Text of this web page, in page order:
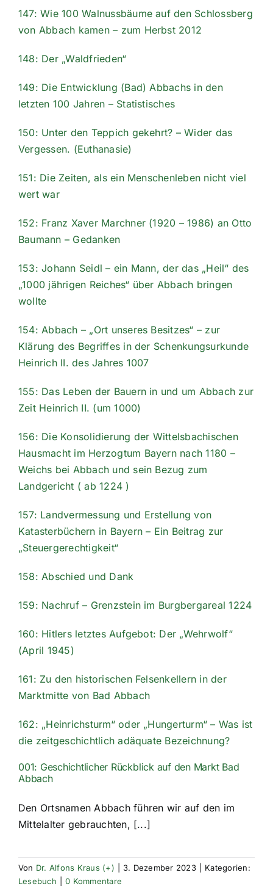
147: Wie 100 Walnussbäume auf den Schlossberg
von Abbach kamen – zum Herbst 2012
148: Der „Waldfrieden“
149: Die Entwicklung (Bad) Abbachs in den
letzten 100 Jahren – Statistisches
150: Unter den Teppich gekehrt? – Wider das
Vergessen. (Euthanasie)
151: Die Zeiten, als ein Menschenleben nicht viel
wert war
152: Franz Xaver Marchner (1920 – 1986) an Otto
Baumann – Gedanken
153: Johann Seidl – ein Mann, der das „Heil“ des
„1000 jährigen Reiches“ über Abbach bringen
wollte
154: Abbach – „Ort unseres Besitzes“ – zur
Klärung des Begriffes in der Schenkungsurkunde
Heinrich II. des Jahres 1007
155: Das Leben der Bauern in und um Abbach zur
Zeit Heinrich II. (um 1000)
156: Die Konsolidierung der Wittelsbachischen
Hausmacht im Herzogtum Bayern nach 1180 –
Weichs bei Abbach und sein Bezug zum
Landgericht ( ab 1224 )
157: Landvermessung und Erstellung von
Katasterbüchern in Bayern – Ein Beitrag zur
„Steuergerechtigkeit“
158: Abschied und Dank
159: Nachruf – Grenzstein im Burgbergareal 1224
160: Hitlers letztes Aufgebot: Der „Wehrwolf“
(April 1945)
161: Zu den historischen Felsenkellern in der
Marktmitte von Bad Abbach
162: „Heinrichsturm“ oder „Hungerturm“ – Was ist
die zeitgeschichtlich adäquate Bezeichnung?
001: Geschichtlicher Rückblick auf den Markt Bad
Abbach
Den Ortsnamen Abbach führen wir auf den im
Mittelalter gebrauchten, [...]
Von Dr. Alfons Kraus (+) 3. Dezember 2023
Kategorien:
Lesebuch
0 Kommentare